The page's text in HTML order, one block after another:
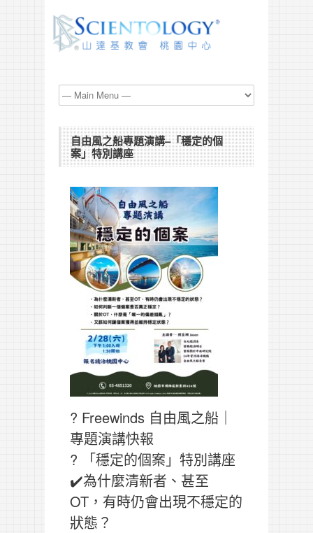
自由風之船專題演講–「穩定的個
案」特別講座
? Freewinds 自由風之船｜
專題演講快報
? 「穩定的個案」特別講座
✔️為什麼清新者、甚至
OT，有時仍會出現不穩定的
狀態？